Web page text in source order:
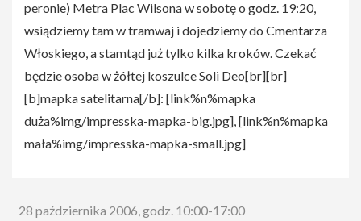
peronie) Metra Plac Wilsona w sobotę o godz. 19:20,
wsiądziemy tam w tramwaj i dojedziemy do Cmentarza
Włoskiego, a stamtąd już tylko kilka kroków. Czekać
będzie osoba w żółtej koszulce Soli Deo[br][br]
[b]mapka satelitarna[/b]: [link%n%mapka
duża%img/impresska-mapka-big.jpg], [link%n%mapka
mała%img/impresska-mapka-small.jpg]
28 października 2006, godz. 10:00-17:00